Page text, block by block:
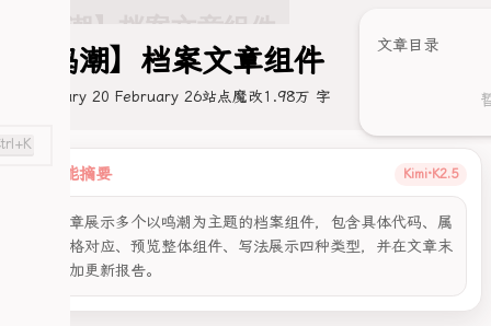
【鸣潮】档案文章组件
February 20 February 26站点魔改1.98万 字
智能摘要 Kimi·K2.5
该文章展示多个以鸣潮为主题的档案组件，包含具体代码、属
性表格对应、预览整体组件、写法展示四种类型，并在文章末
尾附加更新报告。
文章目录